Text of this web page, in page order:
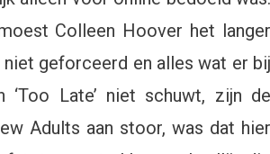
Colleen Hoover het langer
geforceerd en alles wat er bij
Late’ niet schuwt, zijn de
Adults aan stoor, was dat hier